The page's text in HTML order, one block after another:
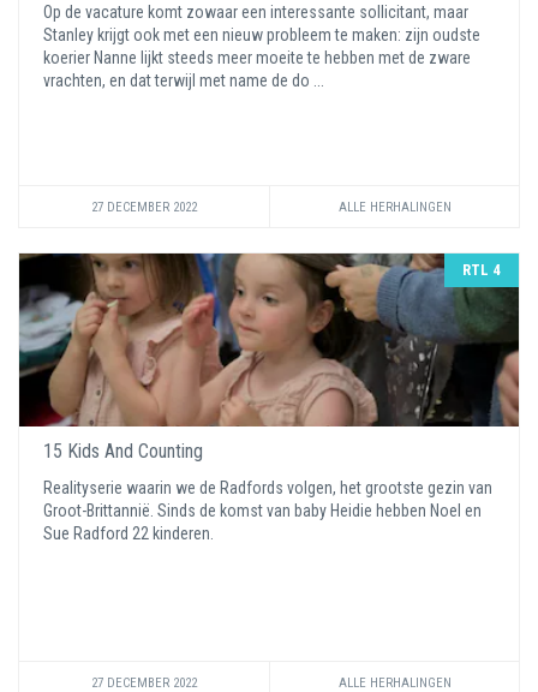
Op de vacature komt zowaar een interessante sollicitant, maar
Stanley krijgt ook met een nieuw probleem te maken: zijn oudste
koerier Nanne lijkt steeds meer moeite te hebben met de zware
vrachten, en dat terwijl met name de do ...
27 DECEMBER 2022 ALLE HERHALINGEN
RTL 4
15 Kids And Counting
Realityserie waarin we de Radfords volgen, het grootste gezin van
Groot-Brittannië. Sinds de komst van baby Heidie hebben Noel en
Sue Radford 22 kinderen.
27 DECEMBER 2022 ALLE HERHALINGEN